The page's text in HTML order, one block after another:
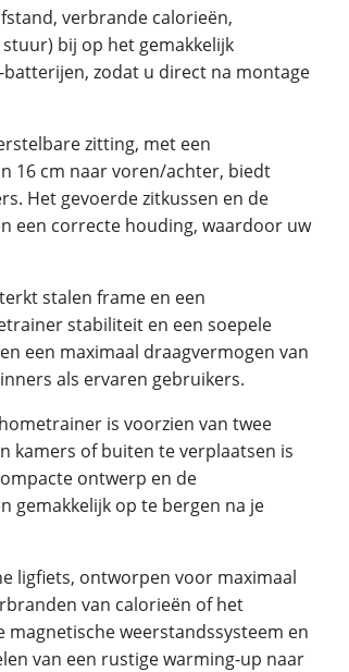
verbrande calorieën,
bij op het gemakkelijk
batterijen, zodat u direct na montage
zitting, met een
16 cm naar voren/achter, biedt
Het gevoerde zitkussen en de
een correcte houding, waardoor uw
stalen frame en een
stabiliteit en een soepele
een maximaal draagvermogen van
als ervaren gebruikers.
is voorzien van twee
kamers of buiten te verplaatsen is
ontwerp en de
gemakkelijk op te bergen na je
ligfiets, ontworpen voor maximaal
van calorieën of het
weerstandssysteem en
van een rustige warming-up naar